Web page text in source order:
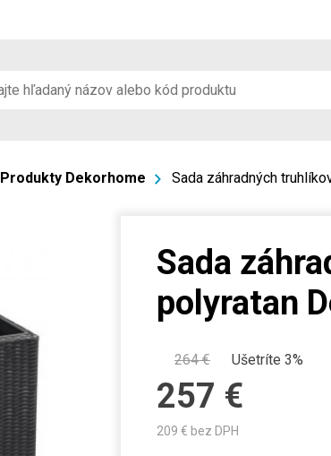
Produkty Dekorhome Sada záhradných
Sada
polyratan
264€ Ušetríte 3%
257 €
209 € bez DPH